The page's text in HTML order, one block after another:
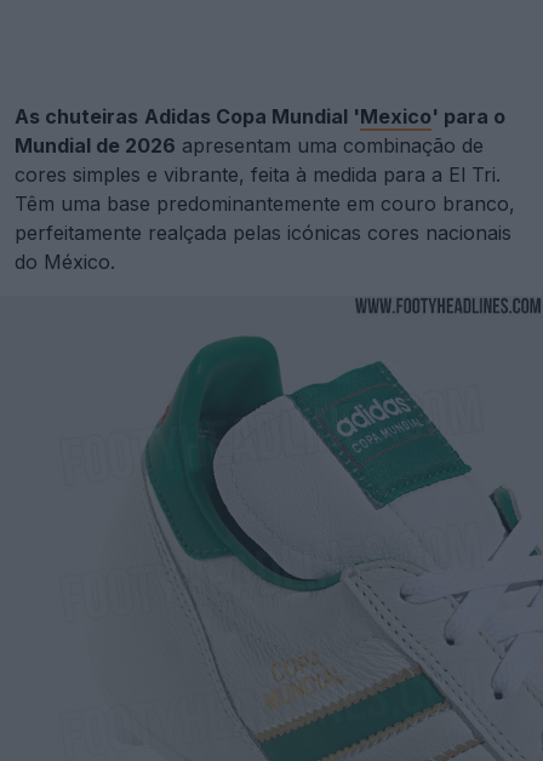
As chuteiras Adidas Copa Mundial 'Mexico' para o
Mundial de 2026 apresentam uma combinação de
cores simples e vibrante, feita à medida para a El Tri.
Têm uma base predominantemente em couro branco,
perfeitamente realçada pelas icónicas cores nacionais
do México.